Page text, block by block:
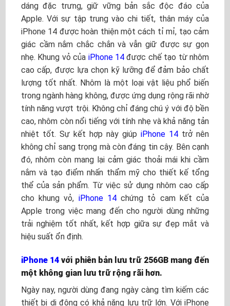
dáng đặc trưng, giữ vững bản sắc độc đáo của
Apple. Với sự tập trung vào chi tiết, thân máy của
iPhone 14 được hoàn thiện một cách tỉ mỉ, tạo cảm
giác cầm nắm chắc chắn và vẫn giữ được sự gọn
nhẹ. Khung vỏ của iPhone 14 được chế tạo từ nhôm
cao cấp, được lựa chọn kỹ lưỡng để đảm bảo chất
lượng tốt nhất. Nhôm là một loại vật liệu phổ biến
trong ngành hàng không, được ứng dụng rộng rãi nhờ
tính năng vượt trội. Không chỉ đáng chú ý với độ bền
cao, nhôm còn nổi tiếng với tính nhẹ và khả năng tản
nhiệt tốt. Sự kết hợp này giúp iPhone 14 trở nên
không chỉ sang trọng mà còn đáng tin cậy. Bên cạnh
đó, nhôm còn mang lại cảm giác thoải mái khi cầm
nắm và tạo điểm nhấn thẩm mỹ cho thiết kế tổng
thể của sản phẩm. Từ việc sử dụng nhôm cao cấp
cho khung vỏ, iPhone 14chứng tỏ cam kết của
Apple trong việc mang đến cho người dùng những
trải nghiệm tốt nhất, kết hợp giữa sự đẹp mắt và
hiệu suất ổn định.
iPhone 14 với phiên bản lưu trữ 256GB mang đến
một không gian lưu trữ rộng rãi hơn.
Ngày nay, người dùng đang ngày càng tìm kiếm các
thiết bị di động có khả năng lưu trữ lớn. Với iPhone